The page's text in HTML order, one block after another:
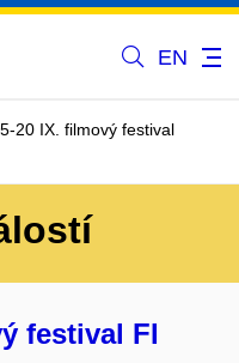
EN
20 IX. filmový festival
festival FI